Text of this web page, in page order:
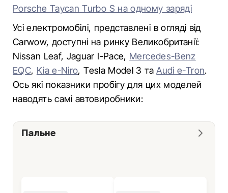
Porsche Taycan Turbo S на одному заряді
Усі електромобілі, представлені в огляді від
Carwow, доступні на ринку Великобританії:
Nissan Leaf, Jaguar I-Pace, Mercedes-Benz
EQC, Kia e-Niro, Tesla Model 3 таAudi e-Tron.
Ось які показники пробігу для цих моделей
наводять самі автовиробники:
Пальне